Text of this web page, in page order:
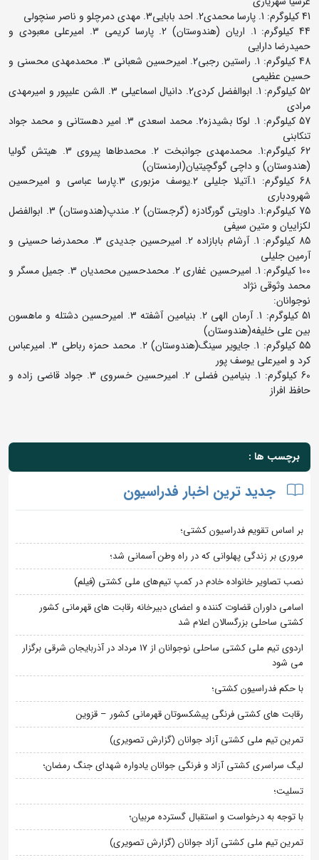
41 کیلوگرم: 1. پارسا محمدی2. احد بابایی3. مهدی دمرچلو و ناصر سنچولی
44 کیلوگرم: 1. اریان (هندوستان) 2. پارسا کریمی 3. امیرعلی معبودی و
حمیدرضا دارایی
48 کیلوگرم: 1. راستین رجبی2. امیرحسین شعبانی 3. محمدمهدی محسنی و
حسین عظیمی
52 کیلوگرم: 1. ابوالفضل کردی2. دانیال اسماعیلی 3. الشن علیپور و امیرمهدی
مرادی
57 کیلوگرم: 1. لوکا بشیدزه2. محمد اسعدی 3. امیر دهستانی و محمد جواد
تنکابنی
62 کیلوگرم:1. محمدمهدی جوانبخت 2. محمدطاها پیروی 3. هیتش گولیا
(هندوستان) و داچی گوگچیتیان(ارمنستان)
68 کیلوگرم: ۱.آتیلا جلیلی ۲.یوسف مزبوری ۳.پارسا عباسی و امیرحسین
شهرودباری
75 کیلوگرم:1. داویتی گورگادزه (گرجستان) 2. مندپ(هندوستان) 3. ابوالفضل
لکزاییان و متین سیفی
85 کیلوگرم: 1. آرشام بابازاده 2. امیرحسین جدیدی 3. محمدرضا حسینی و
آرمین جلیلی
100 کیلوگرم: 1. امیرحسین غفاری 2. محمدحسین محمدیان 3. جمیل مسگر و
محمد وثوقی نژاد
نوجوانان:
51 کیلوگرم: 1. آرمان الهی 2. بنیامین آشفته 3. امیرحسین دشتله و ماهسون
بین علی خلیفه(هندوستان)
55 کیلوگرم: 1. جایویر سینگ(هندوستان) 2. محمد حمزه رباطی 3. امیرعباس
کرد و امیرعلی یوسف پور
60 کیلوگرم: 1. بنیامین فضلی 2. امیرحسین خسروی 3. جواد قاضی زاده و
حافظ افراز
برچسب ها :
جدید ترین اخبار فدراسیون
بر اساس تقویم فدراسیون کشتی؛
مروری بر زندگی پهلوانی که در راه وطن آسمانی شد؛
نصب تصاویر خانواده خادم در کمپ تیم‌های ملی کشتی (فیلم)
اسامی داوران قضاوت کننده و اعضای دبیرخانه رقابت های قهرمانی کشور
کشتی ساحلی بزرگسالان اعلام شد
اردوی تیم ملی کشتی ساحلی نوجوانان از 17 مرداد در آذربایجان شرقی برگزار
می شود
با حکم فدراسیون کشتی؛
رقابت های کشتی فرنگی پیشکسوتان قهرمانی کشور – قزوین
تمرین تیم ملی کشتی آزاد جوانان (گزارش تصویری)
لیگ سراسری کشتی آزاد و فرنگی جوانان یادواره شهدای جنگ رمضان؛
تسلیت؛
با توجه به درخواست و استقبال گسترده مربیان؛
تمرین تیم ملی کشتی آزاد جوانان (گزارش تصویری)